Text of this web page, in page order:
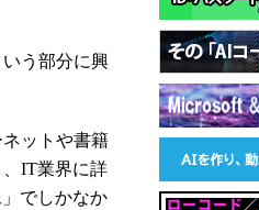
う部分に興
ットや書籍
IT業界に詳
でしかなか